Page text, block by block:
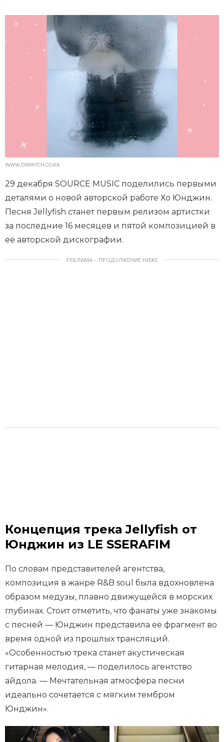
WWW.DISPATCH.CO.KR
29 декабря SOURCE MUSIC поделились первыми
деталями о новой авторской работе Хо Юнджин.
Песня Jellyfish станет первым релизом артистки
за последние 16 месяцев и пятой композицией в
её авторской дискографии.
РЕКЛАМА – ПРОДОЛЖЕНИЕ НИЖЕ
Концепция трека Jellyfish от
Юнджин из LE SSERAFIM
По словам представителей агентства,
композиция в жанре R&B soul была вдохновлена
образом медузы, плавно движущейся в морских
глубинах. Стоит отметить, что фанаты уже знакомы
с песней — Юнджин представила её фрагмент во
время одной из прошлых трансляций.
«Особенностью трека станет акустическая
гитарная мелодия, — поделилось агентство
айдола. — Мечтательная атмосфера песни
идеально сочетается с мягким тембром
Юнджин».